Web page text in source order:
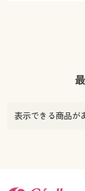
表示できる商品が